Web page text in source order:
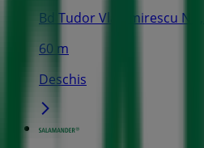
Bd Tudor Vladimirescu
60 m
Deschis